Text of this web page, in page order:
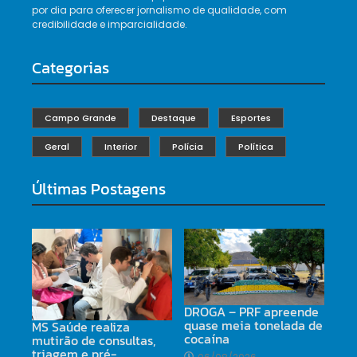
por dia para oferecer jornalismo de qualidade, com
credibilidade e imparcialidade.
Categorias
Campo Grande Destaque Esportes
Geral Interior Polícia Política
Últimas Postagens
MS Saúde realiza
mutirão de consultas,
DROGA – PRF apreende
quase meia tonelada de
cocaína